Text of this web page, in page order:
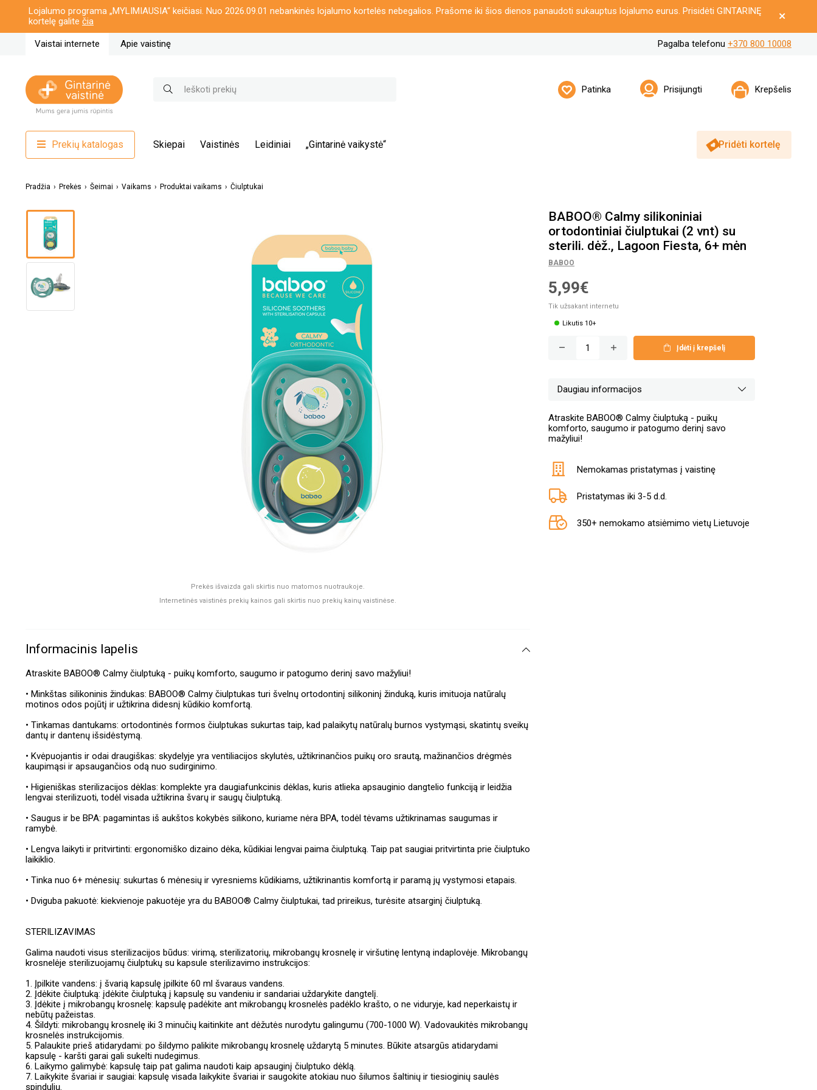
Lojalumo programa „MYLIMIAUSIA“ keičiasi. Nuo 2026.09.01 nebankinės lojalumo kortelės nebegalios. Prašome iki šios dienos panaudoti sukauptus lojalumo eurus. Prisidėti GINTARINĘ
kortelę galite čia
Vaistai internete Apie vaistinę Pagalba telefonu +370 800 10008
Patinka Prisijungti Krepšelis
Prekių katalogas Skiepai Vaistinės Leidiniai „Gintarinė vaikystė“ Pridėti kortelę
Pradžia Prekės Šeimai Vaikams Produktai vaikams Čiulptukai
Prekės išvaizda gali skirtis nuo matomos nuotraukoje.
Internetinės vaistinės prekių kainos gali skirtis nuo prekių kainų vaistinėse.
Informacinis lapelis
Atraskite BABOO® Calmy čiulptuką - puikų komforto, saugumo ir patogumo derinį savo mažyliui!
• Minkštas silikoninis žindukas: BABOO® Calmy čiulptukas turi švelnų ortodontinį silikoninį žinduką, kuris imituoja natūralų
motinos odos pojūtį ir užtikrina didesnį kūdikio komfortą.
• Tinkamas dantukams: ortodontinės formos čiulptukas sukurtas taip, kad palaikytų natūralų burnos vystymąsi, skatintų sveikų
dantų ir dantenų išsidėstymą.
• Kvėpuojantis ir odai draugiškas: skydelyje yra ventiliacijos skylutės, užtikrinančios puikų oro srautą, mažinančios drėgmės
kaupimąsi ir apsaugančios odą nuo sudirginimo.
• Higieniškas sterilizacijos dėklas: komplekte yra daugiafunkcinis dėklas, kuris atlieka apsauginio dangtelio funkciją ir leidžia
lengvai sterilizuoti, todėl visada užtikrina švarų ir saugų čiulptuką.
• Saugus ir be BPA: pagamintas iš aukštos kokybės silikono, kuriame nėra BPA, todėl tėvams užtikrinamas saugumas ir
ramybė.
• Lengva laikyti ir pritvirtinti: ergonomiško dizaino dėka, kūdikiai lengvai paima čiulptuką. Taip pat saugiai pritvirtinta prie čiulptuko
laikiklio.
• Tinka nuo 6+ mėnesių: sukurtas 6 mėnesių ir vyresniems kūdikiams, užtikrinantis komfortą ir paramą jų vystymosi etapais.
• Dviguba pakuotė: kiekvienoje pakuotėje yra du BABOO® Calmy čiulptukai, tad prireikus, turėsite atsarginį čiulptuką.
STERILIZAVIMAS
Galima naudoti visus sterilizacijos būdus: virimą, sterilizatorių, mikrobangų krosnelę ir viršutinę lentyną indaplovėje. Mikrobangų
krosnelėje sterilizuojamų čiulptukų su kapsule sterilizavimo instrukcijos:
1. Įpilkite vandens: į švarią kapsulę įpilkite 60 ml švaraus vandens.
2. Įdėkite čiulptuką: įdėkite čiulptuką į kapsulę su vandeniu ir sandariai uždarykite dangtelį.
3. Įdėkite į mikrobangų krosnelę: kapsulę padėkite ant mikrobangų krosnelės padėklo krašto, o ne viduryje, kad neperkaistų ir
nebūtų pažeistas.
4. Šildyti: mikrobangų krosnelę iki 3 minučių kaitinkite ant dėžutės nurodytu galingumu (700-1000 W). Vadovaukitės mikrobangų
krosnelės instrukcijomis.
5. Palaukite prieš atidarydami: po šildymo palikite mikrobangų krosnelę uždarytą 5 minutes. Būkite atsargūs atidarydami
kapsulę - karšti garai gali sukelti nudegimus.
6. Laikymo galimybė: kapsulę taip pat galima naudoti kaip apsauginį čiulptuko dėklą.
7. Laikykite švariai ir saugiai: kapsulę visada laikykite švariai ir saugokite atokiau nuo šilumos šaltinių ir tiesioginių saulės
spindulių.
BABOO® Calmy silikoniniai
ortodontiniai čiulptukai (2 vnt) su
sterili. dėž., Lagoon Fiesta, 6+ mėn
BABOO
5,99€
Tik užsakant internetu
Likutis 10+
Įdėti į krepšelį
Daugiau informacijos
Atraskite BABOO® Calmy čiulptuką - puikų
komforto, saugumo ir patogumo derinį savo
mažyliui!
Nemokamas pristatymas į vaistinę
Pristatymas iki 3-5 d.d.
350+ nemokamo atsiėmimo vietų Lietuvoje